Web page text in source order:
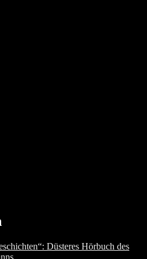
Düsteres Hörbuch des